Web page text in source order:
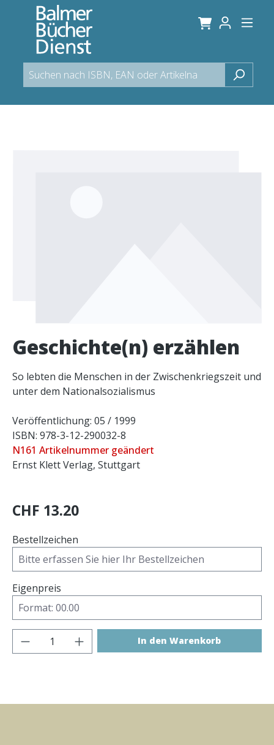
springen
Geschichte(n) erzählen
So lebten die Menschen in der Zwischenkriegszeit und
unter dem Nationalsozialismus
Veröffentlichung: 05 / 1999
ISBN: 978-3-12-290032-8
N161 Artikelnummer geändert
Ernst Klett Verlag, Stuttgart
CHF 13.20
Bestellzeichen
Eigenpreis
Produkt Anzahl: Gib den gewünschten
In den Warenkorb